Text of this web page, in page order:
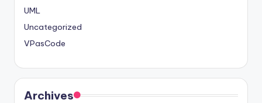
UML
Uncategorized
VPasCode
Archives